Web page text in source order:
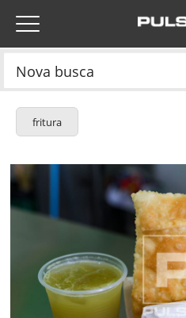
fritura
Título do projeto
Título do projeto
Tamanho PR$ 57,00
Tamanho M R$ 114,00